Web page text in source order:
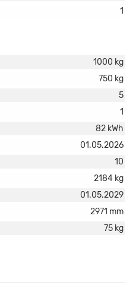
1
1000 kg
750 kg
5
1
82 kWh
01.05.2026
10
2184 kg
01.05.2029
2971 mm
75 kg